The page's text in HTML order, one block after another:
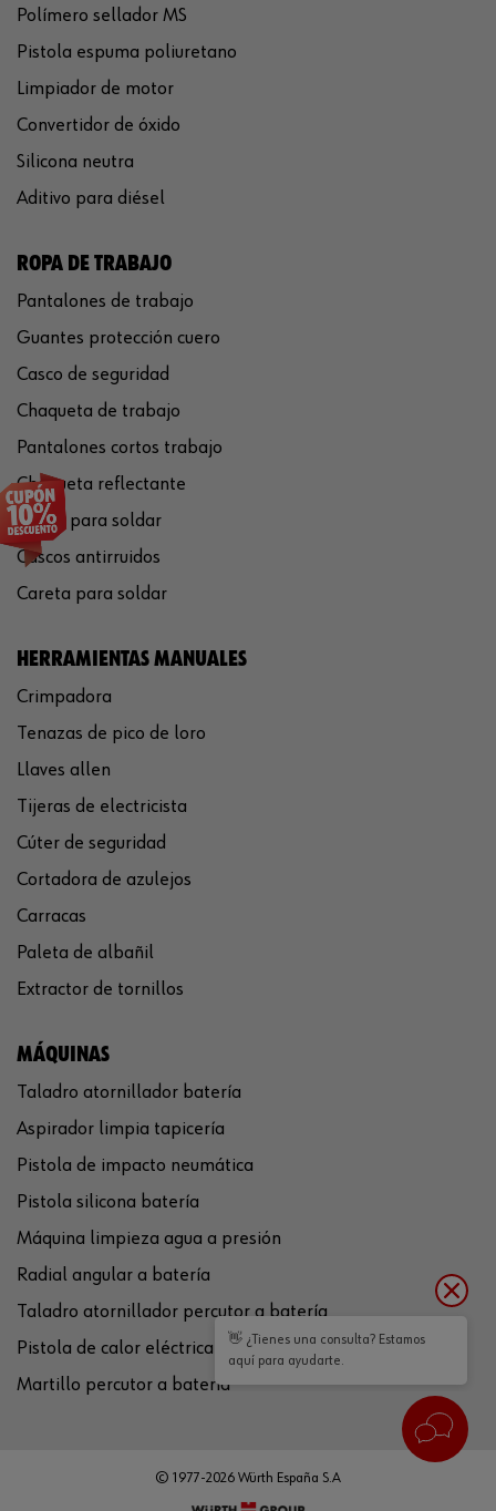
Polímero sellador MS
Pistola espuma poliuretano
Limpiador de motor
Convertidor de óxido
Silicona neutra
Aditivo para diésel
ROPA DE TRABAJO
Pantalones de trabajo
Guantes protección cuero
Casco de seguridad
Chaqueta de trabajo
Pantalones cortos trabajo
Chaqueta reflectante
Gafas para soldar
Cascos antirruidos
Careta para soldar
HERRAMIENTAS MANUALES
Crimpadora
Tenazas de pico de loro
Llaves allen
Tijeras de electricista
Cúter de seguridad
Cortadora de azulejos
Carracas
Paleta de albañil
Extractor de tornillos
MÁQUINAS
Taladro atornillador batería
Aspirador limpia tapicería
Pistola de impacto neumática
Pistola silicona batería
Máquina limpieza agua a presión
Radial angular a batería
Taladro atornillador percutor a batería
Pistola de calor eléctrica
Martillo percutor a batería
© 1977-2026 Würth España S.A
👋 ¿Tienes una consulta? Estamos
aquí para ayudarte.